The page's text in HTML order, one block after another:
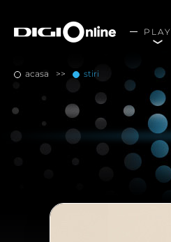
PLAY
acasa stiri